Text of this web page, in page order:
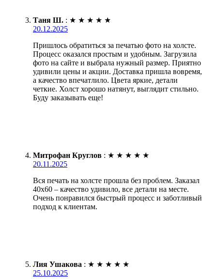
Таня Ш. : ★ ★ ★ ★ ★
20.12.2025
Пришлось обратиться за печатью фото на холсте.
Процесс оказался простым и удобным. Загрузила
фото на сайте и выбрала нужный размер. Приятно
удивили цены и акции. Доставка пришла вовремя,
а качество впечатлило. Цвета яркие, детали
четкие. Холст хорошо натянут, выглядит стильно.
Буду заказывать еще!
Митрофан Круглов : ★ ★ ★ ★ ★
20.11.2025
Вся печать на холсте прошла без проблем. Заказал
40х60 – качество удивило, все детали на месте.
Очень понравился быстрый процесс и заботливый
подход к клиентам.
Лия Ушакова : ★ ★ ★ ★ ★
25.10.2025